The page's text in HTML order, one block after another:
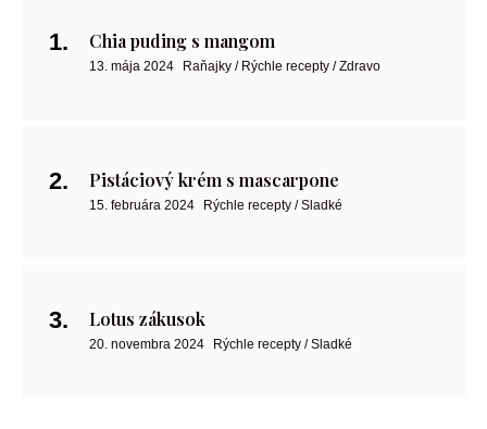
Chia puding s mangom
13. mája 2024 Raňajky / Rýchle recepty / Zdravo
Pistáciový krém s mascarpone
15. februára 2024 Rýchle recepty / Sladké
Lotus zákusok
20. novembra 2024 Rýchle recepty / Sladké